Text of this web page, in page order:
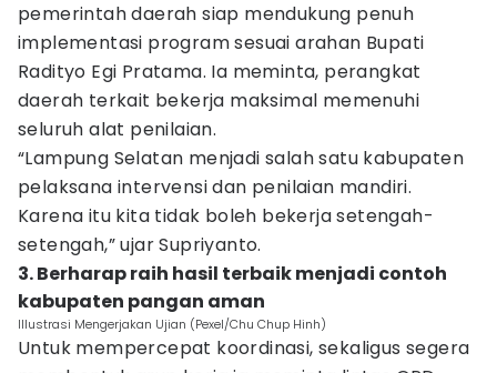
pemerintah daerah siap mendukung penuh
implementasi program sesuai arahan Bupati
Radityo Egi Pratama. Ia meminta, perangkat
daerah terkait bekerja maksimal memenuhi
seluruh alat penilaian.
“Lampung Selatan menjadi salah satu kabupaten
pelaksana intervensi dan penilaian mandiri.
Karena itu kita tidak boleh bekerja setengah-
setengah,” ujar Supriyanto.
3. Berharap raih hasil terbaik menjadi contoh
kabupaten pangan aman
Illustrasi Mengerjakan Ujian (Pexel/Chu Chup Hinh)
Untuk mempercepat koordinasi, sekaligus segera